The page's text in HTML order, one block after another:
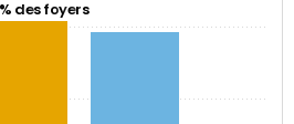
des foyers